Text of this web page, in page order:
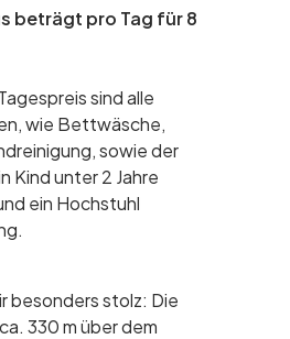
beträgt pro Tag für 8
sind alle
wie Bettwäsche,
sowie der
Kind unter 2 Jahre
ein Hochstuhl
besonders stolz: Die
330 m über dem